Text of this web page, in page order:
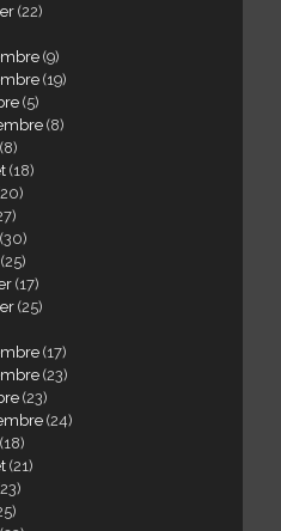
(22)
(9)
(19)
(5)
(8)
(8)
(18)
(30)
(25)
(17)
(25)
(17)
(23)
(23)
(24)
(18)
(21)